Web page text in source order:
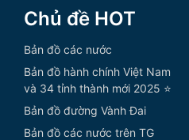
Chủ đề HOT
Bản đồ các nước
Bản đồ hành chính Việt Nam
và 34 tỉnh thành mới 2025 ⭐
Bản đồ đường Vành Đai
Bản đồ các nước trên TG